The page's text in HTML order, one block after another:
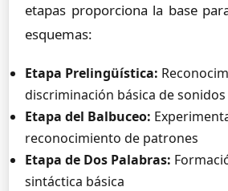
etapas proporciona la base
esquemas:
Etapa Prelingüística:
discriminación básica de sonidos
Etapa del Balbuceo:
reconocimiento de patrones
Etapa de Dos Palabras:
sintáctica básica